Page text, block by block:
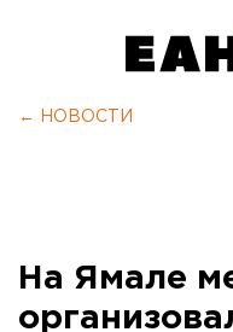
← НОВОСТИ
На Ямале